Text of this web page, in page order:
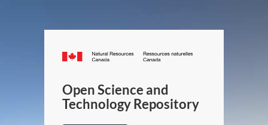
Canada.ca
/
Canada
Open Science and
Technology Repository